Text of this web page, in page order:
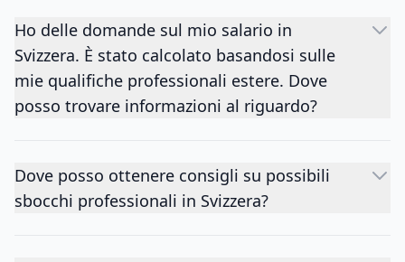
Ho delle domande sul mio salario in
Svizzera. È stato calcolato basandosi sulle
mie qualifiche professionali estere. Dove
posso trovare informazioni al riguardo?
Dove posso ottenere consigli su possibili
sbocchi professionali in Svizzera?